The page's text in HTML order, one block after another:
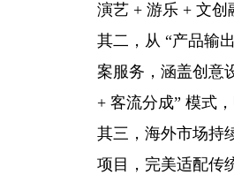
演艺 + 游乐 + 文创
其二，从 “产品输
案服务，涵盖创意
+ 客流分成” 模式
其三，海外市场持
项目，完美适配传